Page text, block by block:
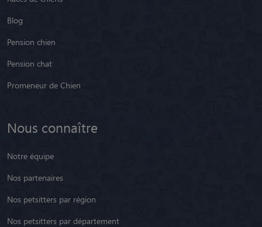
Blog
Pension chien
Pension chat
Promeneur de Chien
Nous connaître
Notre équipe
Nos partenaires
Nos petsitters par région
Nos petsitters par département